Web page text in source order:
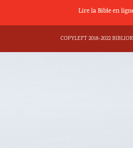
Lire la Bible en
COPYLEFT 2018-2022